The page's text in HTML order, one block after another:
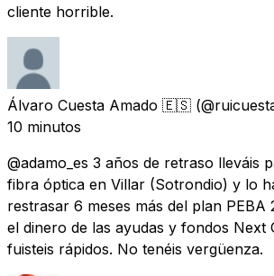
cliente horrible.
Álvaro Cuesta Amado 🇪🇸
10 minutos
@adamo_es 3 años de retraso lleváis
fibra óptica en Villar (Sotrondio) y lo
restrasar 6 meses más del plan PEBA
el dinero de las ayudas y fondos Next
fuisteis rápidos. No tenéis vergüenza.